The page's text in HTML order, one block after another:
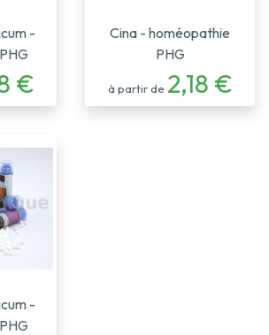
-
€
Cina - homéopathie
PHG
à partir de 2,18 €
-